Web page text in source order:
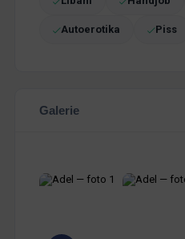
Autoerotika Piss
Galerie